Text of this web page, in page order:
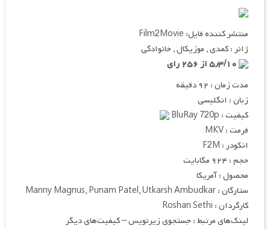
منتشر کننده فایل: Film2Movie
ژانر : کمدی , موزیکال , خانوادگی
مدت زمان : ۹۲ دقیقه
زبان : انگلیسی
کیفیت : BluRay 720p
فرمت : MKV
انکودر : F2M
حجم : ۹۲۴ مگابایت
محصول : آمریکا
ستارگان : Manny Magnus, Punam Patel, Utkarsh Ambudkar
کارگردان : Roshan Sethi
لینک‌های مرتبط : جستجوی زیرنویس – کیفیت‌های دیگر